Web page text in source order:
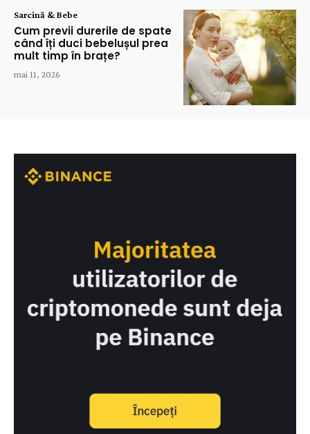
Sarcină & Bebe
Cum previi durerile de spate
când îți duci bebelușul prea
mult timp în brațe?
mai 11, 2026